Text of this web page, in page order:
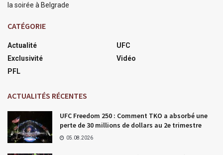
la soirée à Belgrade
CATÉGORIE
Actualité
Exclusivité
PFL
UFC
Vidéo
ACTUALITÉS RÉCENTES
UFC Freedom 250 : Comment TKO a absorbé une
perte de 30 millions de dollars au 2e trimestre
05.08.2026